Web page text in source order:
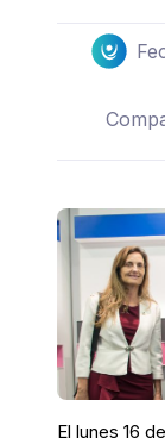
El lunes 16